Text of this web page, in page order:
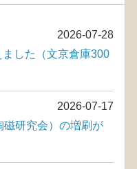
2026-07-28
した（文京倉庫300
2026-07-17
磁研究会）の増刷が